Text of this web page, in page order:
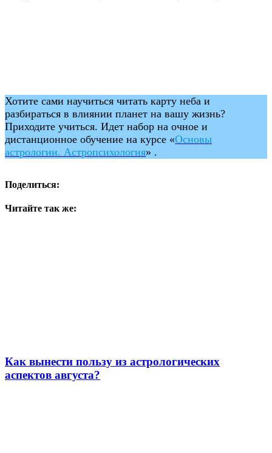
Хотите сами научиться читать карту неба и
разбираться в влиянии планет на вашу жизнь?
Приходите учиться. Идет набор на очное и
дистанционное обучение на курсе «Основы
астрологии. Астропсихология» .
Поделиться:
Читайте так же:
Как вынести пользу из астрологических
аспектов августа?